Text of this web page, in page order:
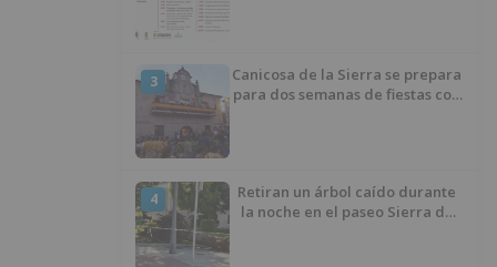
3
Canicosa de la Sierra se prepara
para dos semanas de fiestas con
4
Retiran un árbol caído durante
la noche en el paseo Sierra de